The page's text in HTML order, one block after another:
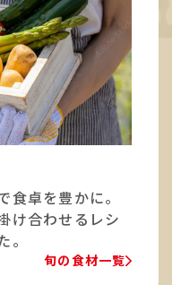
卓を豊かに。
け合わせるレシ
旬の食材一覧